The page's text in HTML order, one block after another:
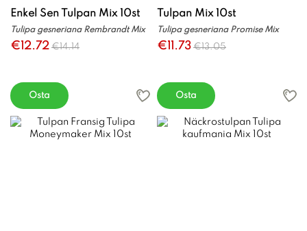
Enkel Sen Tulpan Mix 10st
Tulipa gesneriana Rembrandt Mix
€12.72 €14.14
Osta
Tulpan Mix 10st
Tulipa gesneriana Promise Mix
€11.73 €13.05
Osta